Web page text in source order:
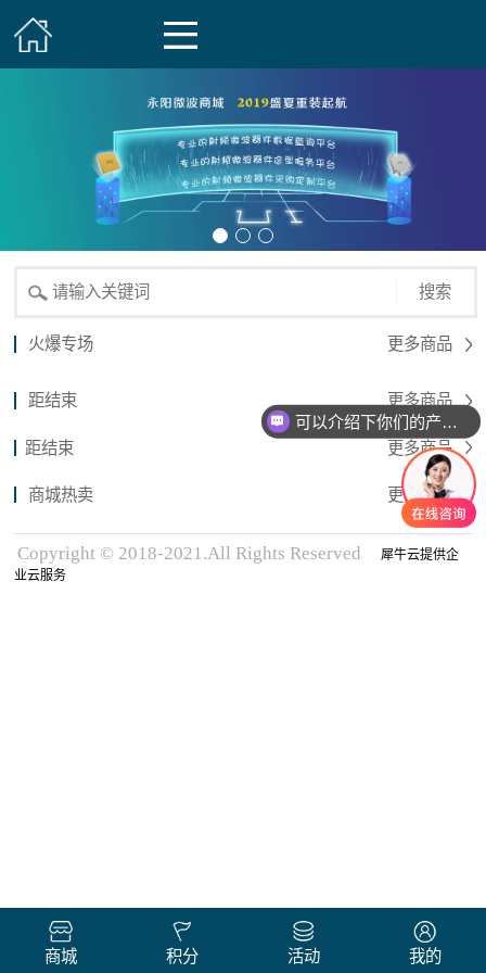
搜索
火爆专场 更多商品
距结束 更多商品
距结束 更多商品
商城热卖 更多商品
Copyright © 2018-2021.All Rights Reserved
犀牛云提供企
业云服务
商城 积分 活动 我的